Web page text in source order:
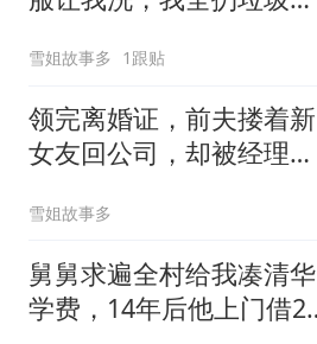
眼！
雪姐故事多 1跟贴
领完离婚证，前夫搂着新
女友回公司，却被经理拦
雪姐故事多
舅舅求遍全村给我凑清华
学费，14年后他上门借2